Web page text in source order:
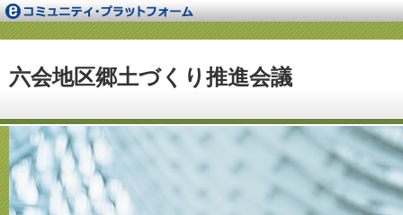
六会地区郷土づくり推進会議